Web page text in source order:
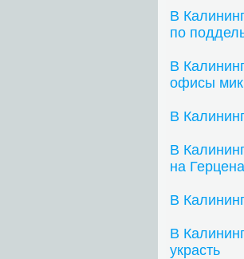
В
по
В
офисы
В
В
на Герцена
В
В
украсть